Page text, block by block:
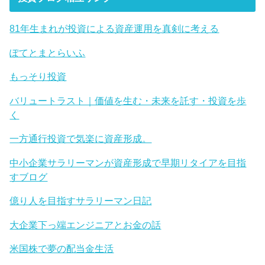
81年生まれが投資による資産運用を真剣に考える
ぽてとまとらいふ
もっそり投資
バリュートラスト｜価値を生む・未来を託す・投資を歩
く
一方通行投資で気楽に資産形成。
中小企業サラリーマンが資産形成で早期リタイアを目指
すブログ
億り人を目指すサラリーマン日記
大企業下っ端エンジニアとお金の話
米国株で夢の配当金生活